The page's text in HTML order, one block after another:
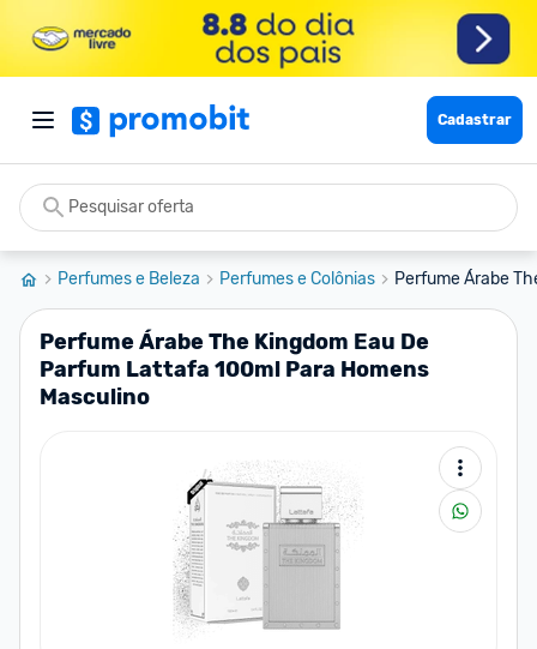
Cadastrar
Perfumes e Beleza Perfumes e Colônias Perfume Árabe
Perfume Árabe The Kingdom Eau De
Parfum Lattafa 100ml Para Homens
Masculino